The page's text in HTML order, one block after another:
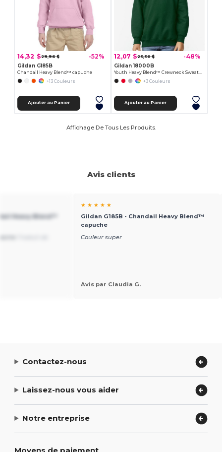
14,32 $29,96 $ -52%
Gildan G185B
Chandail Heavy Blend™ capuche
+13 Couleurs
Ajouter au Panier
12,07 $23,36 $ -48%
Gildan 18000B
+3 Couleurs
Ajouter au Panier
Affichage De Tous Les Produits.
Avis clients
Heavy Blend™
★ ★ ★ ★ ★
Gildan G185B - Chandail Heavy Blend™
capuche
Couleur super
Avis par Claudia G.
Contactez-nous
Laissez-nous vous aider
Notre entreprise
Moyens de paiement